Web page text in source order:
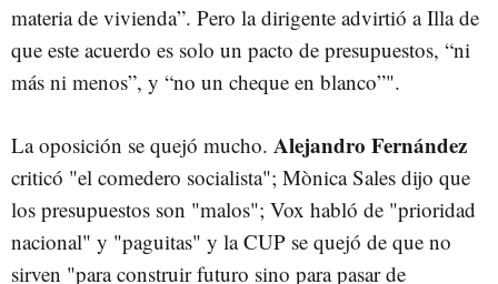
materia de vivienda”. Pero la dirigente advirtió a Illa de
que este acuerdo es solo un pacto de presupuestos, “ni
más ni menos”, y “no un cheque en blanco”".
La oposición se quejó mucho. Alejandro Fernández
criticó "el comedero socialista"; Mònica Sales dijo que
los presupuestos son "malos"; Vox habló de "prioridad
nacional" y "paguitas" y la CUP se quejó de que no
sirven "para construir futuro sino para pasar de